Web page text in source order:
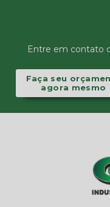
Entre em contato
Faça seu
agora mesmo